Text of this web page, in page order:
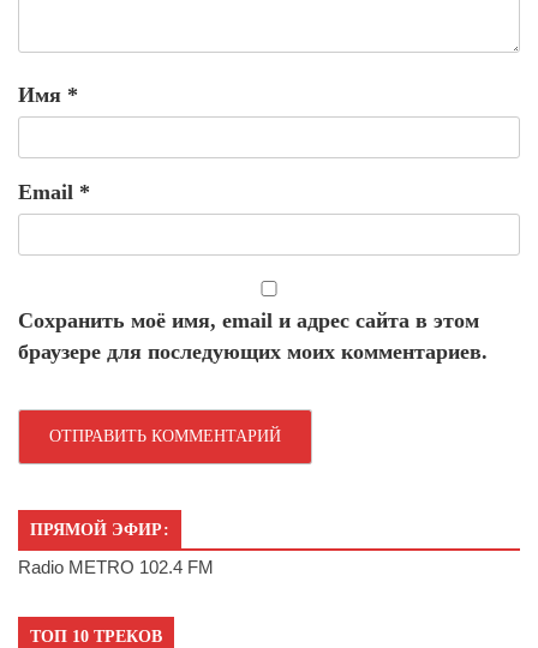
Имя *
Email *
Сохранить моё имя, email и адрес сайта в этом
браузере для последующих моих комментариев.
ПРЯМОЙ ЭФИР:
Radio METRO 102.4 FM
ТОП 10 ТРЕКОВ